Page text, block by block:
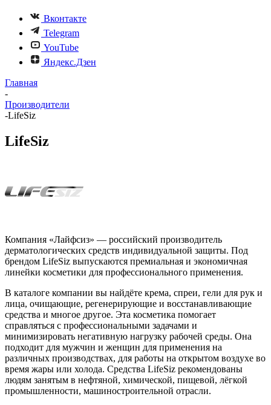
Вконтакте
Telegram
YouTube
Яндекс.Дзен
Главная
-
Производители
-LifeSiz
LifeSiz
Компания «Лайфсиз» — российский производитель
дерматологических средств индивидуальной защиты. Под
брендом LifeSiz выпускаются премиальная и экономичная
линейки косметики для профессионального применения.
В каталоге компании вы найдёте крема, спреи, гели для рук и
лица, очищающие, регенерирующие и восстанавливающие
средства и многое другое. Эта косметика помогает
справляться с профессиональными задачами и
минимизировать негативную нагрузку рабочей среды. Она
подходит для мужчин и женщин для применения на
различных производствах, для работы на открытом воздухе во
время жары или холода. Средства LifeSiz рекомендованы
людям занятым в нефтяной, химической, пищевой, лёгкой
промышленности, машиностроительной отрасли.